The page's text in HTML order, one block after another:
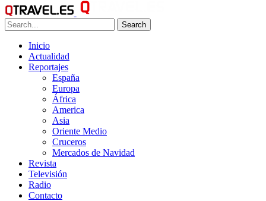
Search
Inicio
Actualidad
Reportajes
España
Europa
África
America
Asia
Oriente Medio
Cruceros
Mercados de Navidad
Revista
Televisión
Radio
Contacto